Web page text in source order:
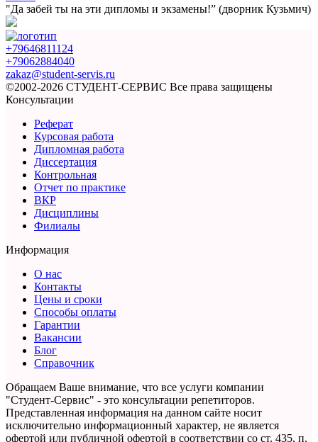
"Да забей ты на эти дипломы и экзамены!” (дворник Кузьмич)
+79646811124
+79062884040
zakaz@student-servis.ru
©2002-2026 СТУДЕНТ-СЕРВИС Все права защищены
Консультации
Реферат
Курсовая работа
Дипломная работа
Диссертация
Контрольная
Отчет по практике
ВКР
Дисциплины
Филиалы
Информация
О нас
Контакты
Цены и сроки
Способы оплаты
Гарантии
Вакансии
Блог
Справочник
Обращаем Ваше внимание, что все услуги компании
"Студент-Сервис" - это консультации репетиторов.
Представленная информация на данном сайте носит
исключительно информационный характер, не является
офертой или публичной офертой в соответствии со ст. 435, п.